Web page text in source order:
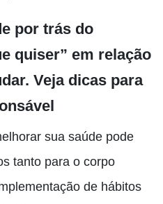
por trás do
quiser” em relação
Veja dicas para
sua saúde pode
tanto para o corpo
de hábitos